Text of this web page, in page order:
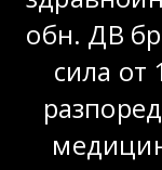
обн. ДВ
сила от